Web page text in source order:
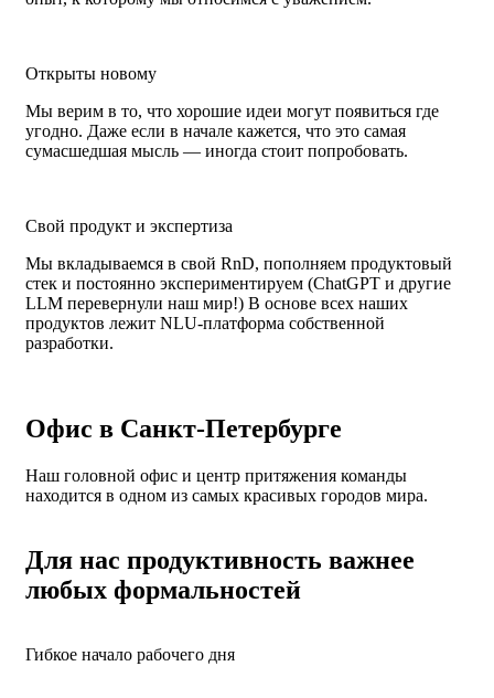
Открыты новому
Мы верим в то, что хорошие идеи могут появиться где
угодно. Даже если в начале кажется, что это самая
сумасшедшая мысль — иногда стоит попробовать.
Свой продукт и экспертиза
Мы вкладываемся в свой RnD, пополняем продуктовый
стек и постоянно экспериментируем (ChatGPT и другие
LLM перевернули наш мир!) В основе всех наших
продуктов лежит NLU-платформа собственной
разработки.
Офис в Санкт-Петербурге
Наш головной офис и центр притяжения команды
находится в одном из самых красивых городов мира.
Для нас продуктивность важнее
любых формальностей
Гибкое начало рабочего дня